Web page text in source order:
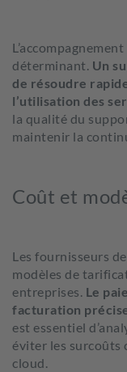
déterminant. Un
de résoudre
l’utilisation des
la qualité du
maintenir la
Coût et
Les fournisseurs
modèles de
entreprises. Le
facturation
est essentiel
éviter les surcoûts
cloud.